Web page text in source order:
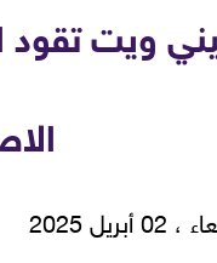
ويت تقود
أبريل 2025